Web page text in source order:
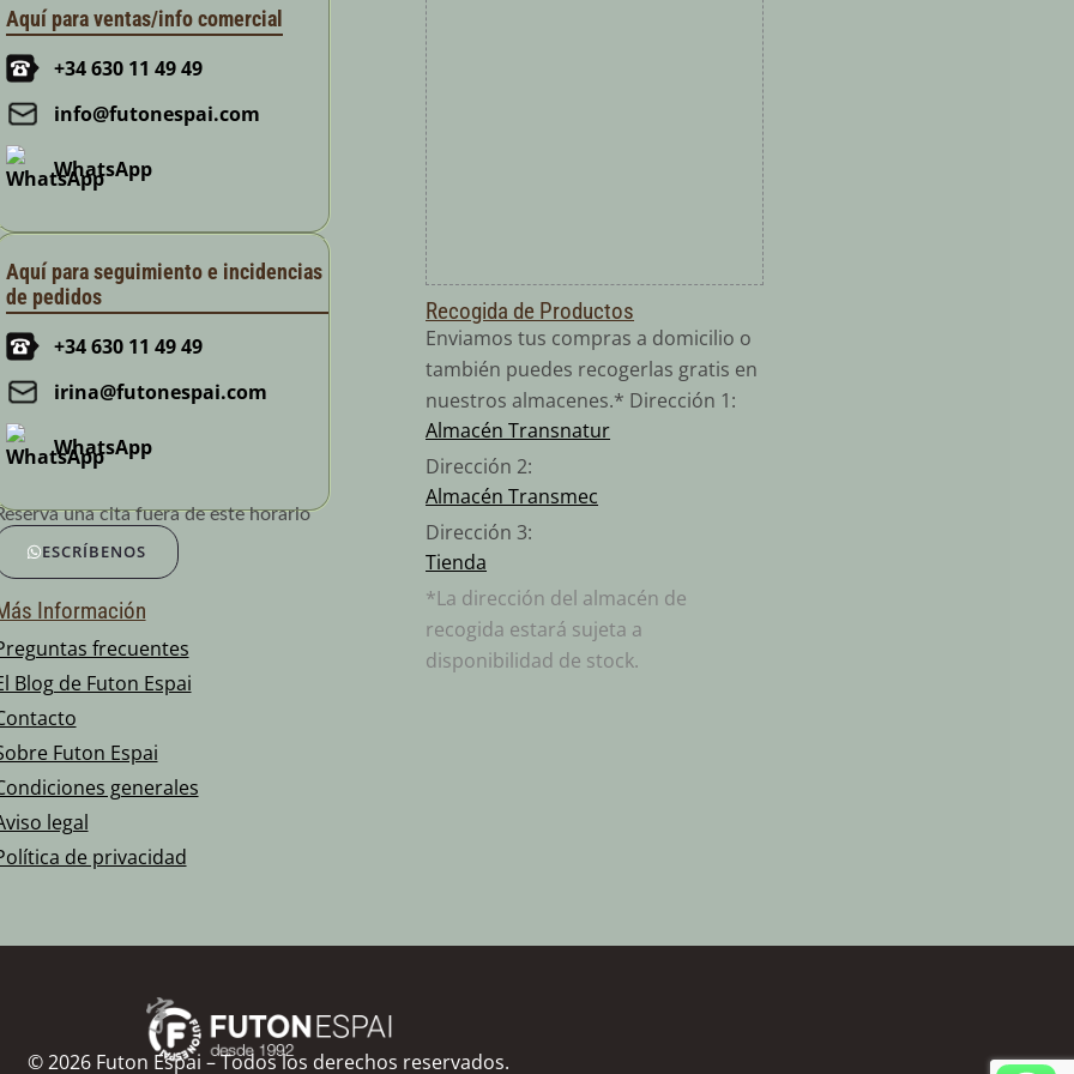
Aquí para ventas/info comercial
+34 630 11 49 49
info@futonespai.com
WhatsApp
Aquí para seguimiento e incidencias
de pedidos
+34 630 11 49 49
irina@futonespai.com
WhatsApp
una cita fuera de este horario
ESCRÍBENOS
Información
frecuentes
Blog de Futon Espai
Futon Espai
generales
legal
de privacidad
Recogida de Productos
Enviamos tus compras a domicilio o
también puedes recogerlas gratis en
nuestros almacenes.* Dirección 1:
Almacén Transnatur
Dirección 2:
Almacén Transmec
Dirección 3:
Tienda
*La dirección del almacén de
recogida estará sujeta a
disponibilidad de stock.
©2026 Futon Espai – Todos los derechos reservados.